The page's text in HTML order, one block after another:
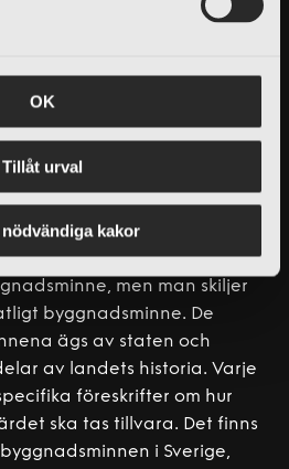
OK
Tillåt urval
kakor
behöver du SFV:s tillstånd.
Riksantikvarieämbetet
är det starkaste
som hus och miljöer kan ha i
och statliga byggnader kan
men man skiljer
byggnadsminne. De
ägs av staten och
av landets historia. Varje
föreskrifter om hur
ska tas tillvara. Det finns
i Sverige,